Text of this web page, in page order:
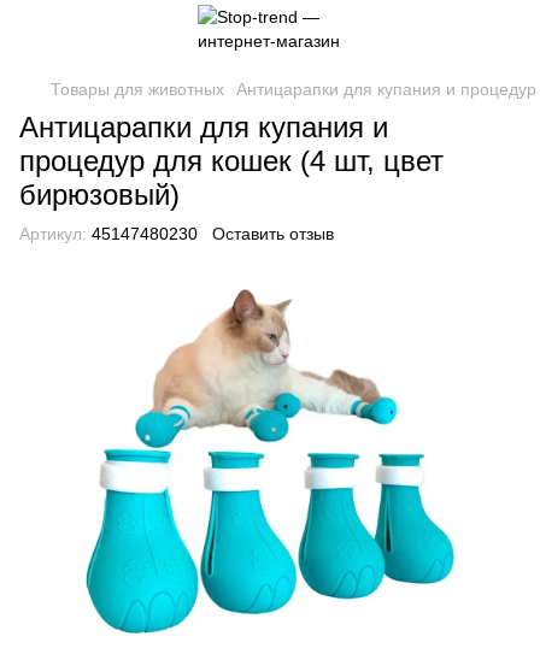
Товары для животных Антицарапки для купания и
Антицарапки для купания и
процедур для кошек (4 шт, цвет
бирюзовый)
Артикул: 45147480230 Оставить отзыв